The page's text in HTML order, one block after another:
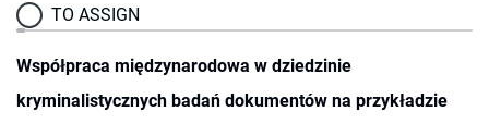
TO ASSIGN
Współpraca międzynarodowa w dziedzinie
kryminalistycznych badań dokumentów na przykładzie